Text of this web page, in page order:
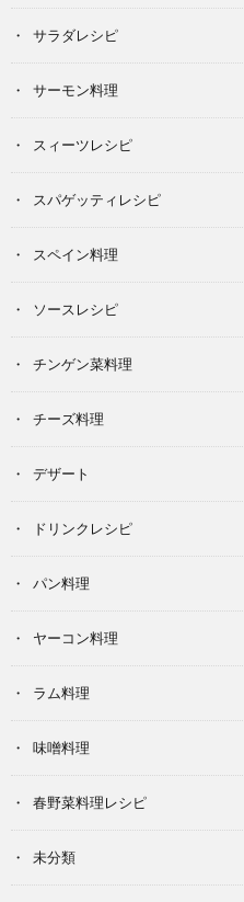
サラダレシピ
サーモン料理
スィーツレシピ
スパゲッティレシピ
スペイン料理
ソースレシピ
チンゲン菜料理
チーズ料理
デザート
ドリンクレシピ
パン料理
ヤーコン料理
ラム料理
味噌料理
春野菜料理レシピ
未分類